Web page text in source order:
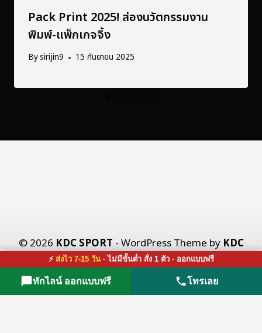
Pack Print 2025! ส่องนวัตกรรมงาน
พิมพ์-แพ็กเกจจิ้ง
Bysirijin9 15 กันยายน 2025
© 2026 KDC SPORT - WordPress Theme by KDC
X CO., LTD.
⚡ ส่งไว 7-15 วัน· ไม่มีขั้นต่ำ สั่ง 1 ตัว · ออกแบบฟรี
ทักไลน์ ออกแบบฟรี โทรเลย